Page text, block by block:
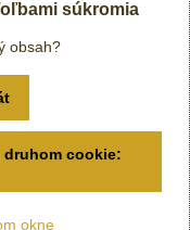
súkromia
obsah?
cookie:
okne